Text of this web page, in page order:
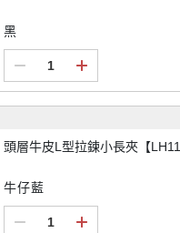
黑
頭層牛皮L型拉鍊小長夾【
牛仔藍